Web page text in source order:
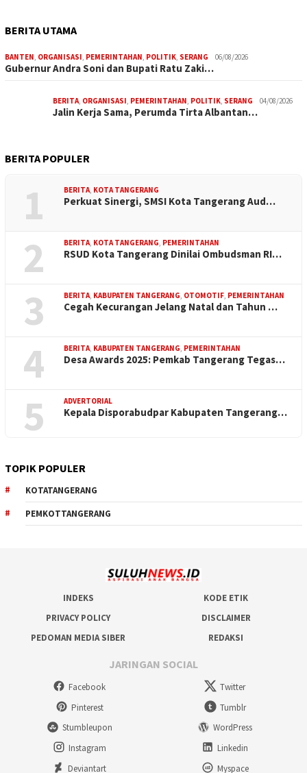
BERITA UTAMA
BANTEN, ORGANISASI, PEMERINTAHAN, POLITIK, SERANG 06/08/2026
Gubernur Andra Soni dan Bupati Ratu Zaki…
BERITA, ORGANISASI, PEMERINTAHAN, POLITIK, SERANG 04/08/2026
Jalin Kerja Sama, Perumda Tirta Albantan…
BERITA POPULER
1 BERITA, KOTA TANGERANG
Perkuat Sinergi, SMSI Kota Tangerang Aud…
2 BERITA, KOTA TANGERANG, PEMERINTAHAN
RSUD Kota Tangerang Dinilai Ombudsman RI…
3 BERITA, KABUPATEN TANGERANG, OTOMOTIF, PEMERINTAHAN
Cegah Kecurangan Jelang Natal dan Tahun …
4 BERITA, KABUPATEN TANGERANG, PEMERINTAHAN
Desa Awards 2025: Pemkab Tangerang Tegas…
5 ADVERTORIAL
Kepala Disporabudpar Kabupaten Tangerang…
TOPIK POPULER
KOTATANGERANG
PEMKOTTANGERANG
INDEKS
KODE ETIK
PRIVACY POLICY
DISCLAIMER
PEDOMAN MEDIA SIBER
REDAKSI
JARINGAN SOCIAL
Facebook
Twitter
Pinterest
Tumblr
Stumbleupon
WordPress
Instagram
Linkedin
Deviantart
Myspace